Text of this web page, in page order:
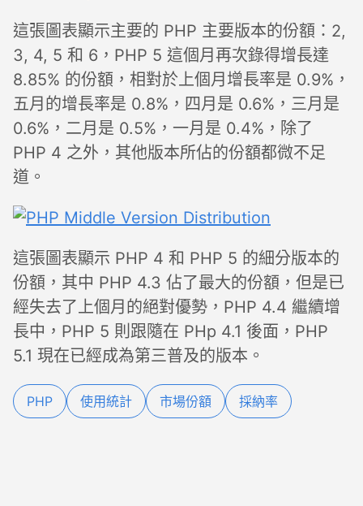
這張圖表顯示主要的 PHP 主要版本的份額：2,
3, 4, 5 和 6，PHP 5 這個月再次錄得增長達
8.85% 的份額，相對於上個月增長率是 0.9%，
五月的增長率是 0.8%，四月是 0.6%，三月是
0.6%，二月是 0.5%，一月是 0.4%，除了
PHP 4 之外，其他版本所佔的份額都微不足
道。
這張圖表顯示 PHP 4 和 PHP 5 的細分版本的
份額，其中 PHP 4.3 佔了最大的份額，但是已
經失去了上個月的絕對優勢，PHP 4.4 繼續增
長中，PHP 5 則跟隨在 PHp 4.1 後面，PHP
5.1 現在已經成為第三普及的版本。
PHP 使用統計 市場份額 採納率